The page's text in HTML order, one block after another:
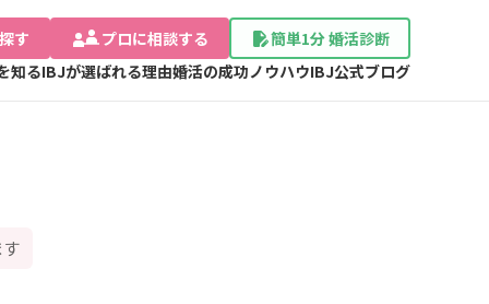
す プロに相談する
簡単1分 婚活診断
知るIBJが選ばれる理由婚活の成功ノウハウIBJ公式ブログ